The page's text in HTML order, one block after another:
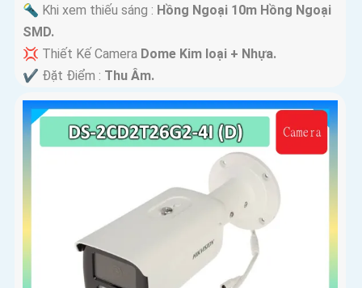
🔦 Khi xem thiếu sáng : Hồng Ngoại 10m Hồng Ngoại
SMD.
💢 Thiết Kế Camera Dome Kim loại + Nhựa.
️✔️ Đặt Điểm : Thu Âm.